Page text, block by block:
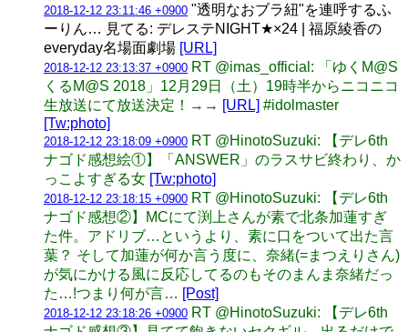
2018-12-12 23:11:46 +0900 "透明なおブラ紐"を連呼するふ
ーりん… 見てる: デレステNIGHT★×24 | 福原綾香の
everyday名場面劇場 [URL]
2018-12-12 23:13:37 +0900 RT @imas_official: 「ゆくM@S
くるM@S 2018」12月29日（土）19時半からニコニコ
生放送にて放送決定！→→ [URL] #idolmaster
[Tw:photo]
2018-12-12 23:18:09 +0900 RT @HinotoSuzuki: 【デレ6th
ナゴド感想絵①】「ANSWER」のラスサビ終わり、か
っこよすぎる女 [Tw:photo]
2018-12-12 23:18:15 +0900 RT @HinotoSuzuki: 【デレ6th
ナゴド感想②】MCにて渕上さんが素で北条加蓮すぎ
た件。アドリブ…というより、素に口をついて出た言
葉？ そして加蓮が何か言う度に、奈緒(=まつえりさん)
が気にかける風に反応してるのもそのまんま奈緒だっ
た…!つまり何が言… [Post]
2018-12-12 23:18:26 +0900 RT @HinotoSuzuki: 【デレ6th